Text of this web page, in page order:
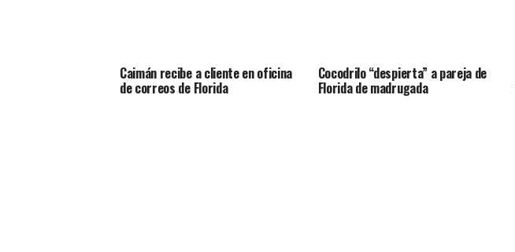
Caimán recibe a cliente en oficina
de correos de Florida
Cocodrilo “despierta” a pareja de
Florida de madrugada